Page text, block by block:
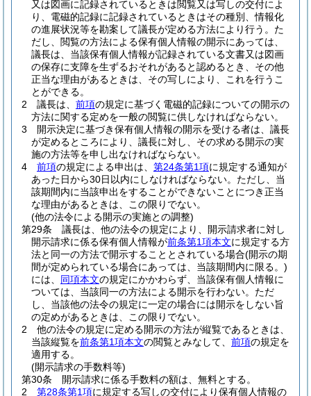
又は図画に記録されているときは閲覧又は写しの交付によ
り、電磁的記録に記録されているときはその種別、情報化
の進展状況等を勘案して議長が定める方法により行う。 た
だし、閲覧の方法による保有個人情報の開示にあっては、
議長は、当該保有個人情報が記録されている文書又は図画
の保存に支障を生ずるおそれがあると認めるとき、その他
正当な理由があるときは、その写しにより、これを行うこ
とができる。
2
議長は、 前項の規定に基づく電磁的記録についての開示の
方法に関する定めを一般の閲覧に供しなければならない。
3
開示決定に基づき保有個人情報の開示を受ける者は、議長
が定めるところにより、議長に対し、その求める開示の実
施の方法等を申し出なければならない。
4
前項の規定による申出は、 第24条第1項に規定する通知が
あった日から30日以内にしなければならない。 ただし、当
該期間内に当該申出をすることができないことにつき正当
な理由があるときは、この限りでない。
(他の法令による開示の実施との調整)
第29条
議長は、他の法令の規定により、開示請求者に対し
開示請求に係る保有個人情報が前条第1項本文に規定する方
法と同一の方法で開示することとされている場合(開示の期
間が定められている場合にあっては、当該期間内に限る。)
には、 同項本文の規定にかかわらず、当該保有個人情報に
ついては、当該同一の方法による開示を行わない。 ただ
し、当該他の法令の規定に一定の場合には開示をしない旨
の定めがあるときは、この限りでない。
2
他の法令の規定に定める開示の方法が縦覧であるときは、
当該縦覧を前条第1項本文の閲覧とみなして、 前項の規定を
適用する。
(開示請求の手数料等)
第30条
開示請求に係る手数料の額は、無料とする。
2
第28条第1項に規定する写しの交付により保有個人情報の